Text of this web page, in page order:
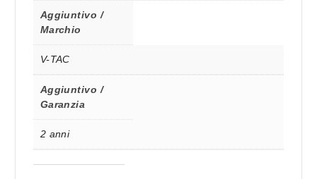
Aggiuntivo /
Marchio
V-TAC
Aggiuntivo /
Garanzia
2 anni